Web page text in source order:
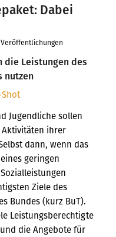
Dabei
die Leistungen des
nutzen
Jugendliche sollen
ihrer
dann, wenn das
geringen
Ziele des
Bundes (kurz BuT).
Leistungsberechtigte
die Angebote für